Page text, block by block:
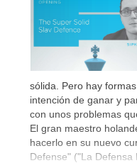
sólida. Pero hay
intención de ganar y
con unos problemas
El gran maestro
hacerlo en su nuevo
Defense" ("La Defensa